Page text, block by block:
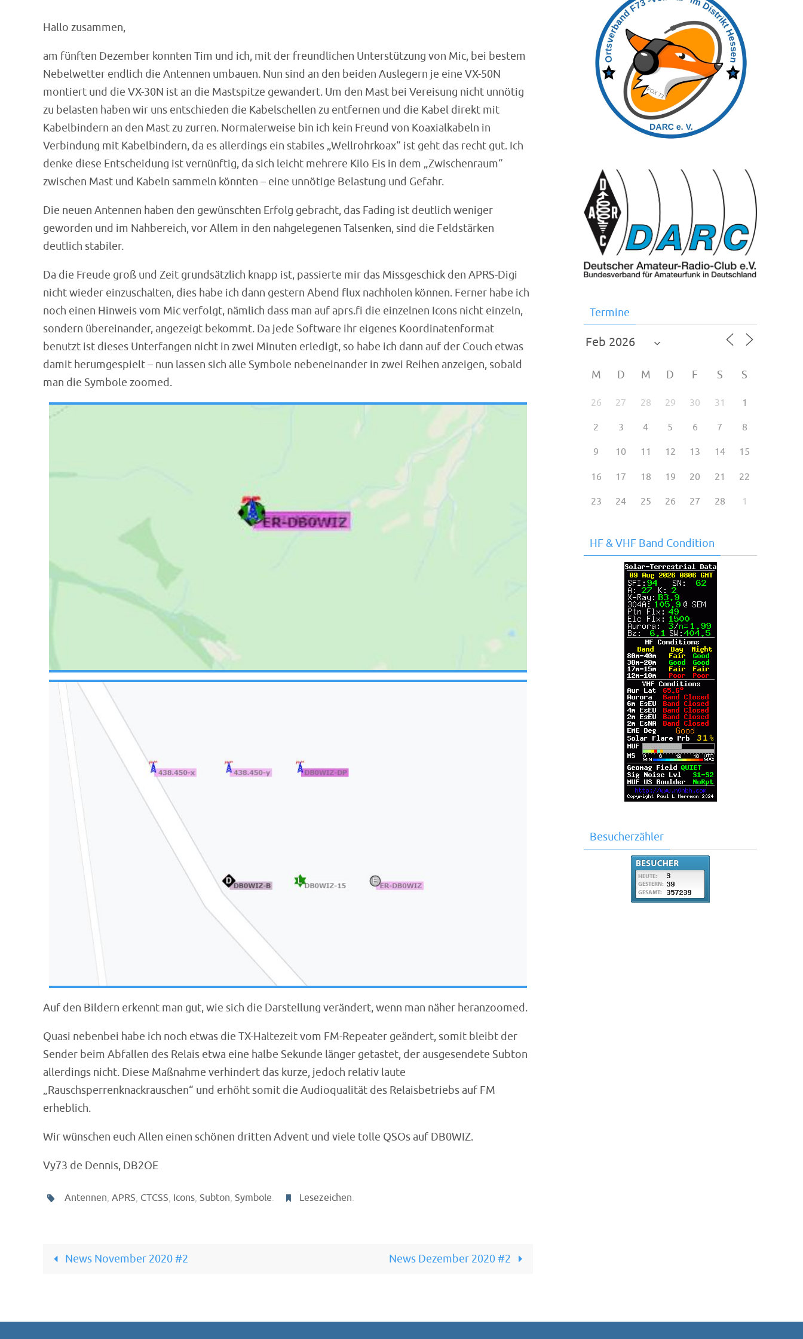
Hallo zusammen,
am fünften Dezember konnten Tim und ich, mit der freundlichen Unterstützung von Mic, bei bestem
Nebelwetter endlich die Antennen umbauen. Nun sind an den beiden Auslegern je eine VX-50N
montiert und die VX-30N ist an die Mastspitze gewandert. Um den Mast bei Vereisung nicht unnötig
zu belasten haben wir uns entschieden die Kabelschellen zu entfernen und die Kabel direkt mit
Kabelbindern an den Mast zu zurren. Normalerweise bin ich kein Freund von Koaxialkabeln in
Verbindung mit Kabelbindern, da es allerdings ein stabiles „Wellrohrkoax“ ist geht das recht gut. Ich
denke diese Entscheidung ist vernünftig, da sich leicht mehrere Kilo Eis in dem „Zwischenraum“
zwischen Mast und Kabeln sammeln könnten – eine unnötige Belastung und Gefahr.
Die neuen Antennen haben den gewünschten Erfolg gebracht, das Fading ist deutlich weniger
geworden und im Nahbereich, vor Allem in den nahgelegenen Talsenken, sind die Feldstärken
deutlich stabiler.
Da die Freude groß und Zeit grundsätzlich knapp ist, passierte mir das Missgeschick den APRS-Digi
nicht wieder einzuschalten, dies habe ich dann gestern Abend flux nachholen können. Ferner habe ich
noch einen Hinweis vom Mic verfolgt, nämlich dass man auf aprs.fi die einzelnen Icons nicht einzeln,
sondern übereinander, angezeigt bekommt. Da jede Software ihr eigenes Koordinatenformat
benutzt ist dieses Unterfangen nicht in zwei Minuten erledigt, so habe ich dann auf der Couch etwas
damit herumgespielt – nun lassen sich alle Symbole nebeneinander in zwei Reihen anzeigen, sobald
man die Symbole zoomed.
Auf den Bildern erkennt man gut, wie sich die Darstellung verändert, wenn man näher heranzoomed.
Quasi nebenbei habe ich noch etwas die TX-Haltezeit vom FM-Repeater geändert, somit bleibt der
Sender beim Abfallen des Relais etwa eine halbe Sekunde länger getastet, der ausgesendete Subton
allerdings nicht. Diese Maßnahme verhindert das kurze, jedoch relativ laute
„Rauschsperrenknackrauschen“ und erhöht somit die Audioqualität des Relaisbetriebs auf FM
erheblich.
Wir wünschen euch Allen einen schönen dritten Advent und viele tolle QSOs auf DB0WIZ.
Vy73 de Dennis, DB2OE
Antennen, APRS, CTCSS, Icons, Subton, Symbole. Lesezeichen.
News November 2020 #2 News Dezember 2020 #2
Termine
M D M D F S S
26 27 28 29 30 31 1
2 3 4 5 6 7 8
9 10 11 12 13 14 15
16 17 18 19 20 21 22
23 24 25 26 27 28 1
HF & VHF Band Condition
Besucherzähler